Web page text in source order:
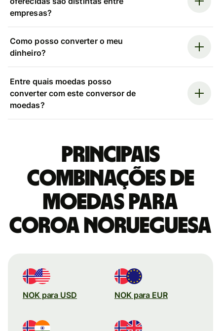
empresas?
Como posso converter o meu
dinheiro?
Entre quais moedas posso
converter com este conversor de
moedas?
Principais
combinações de
moedas para
Coroa norueguesa
NOK para USD NOK para EUR